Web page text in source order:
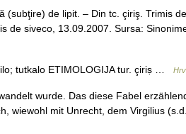
de lipit. – Din tc. çiriş. Trimis
de siveco, 13.09.2007. Sursa:
tutkalo ETIMOLOGIJA tur. çiriṣ …
wurde. Das diese Fabel
wiewohl mit Unrecht, dem Virgilius